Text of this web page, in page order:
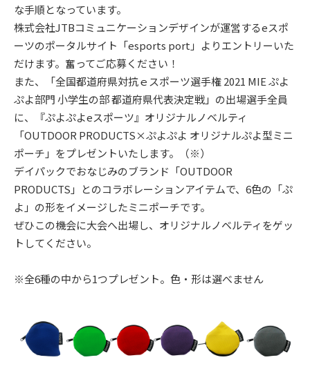
な手順となっています。
株式会社JTBコミュニケーションデザインが運営するeスポ
ーツのポータルサイト「esports port」よりエントリーいた
だけます。奮ってご応募ください！
また、「全国都道府県対抗ｅスポーツ選手権 2021 MIE ぷよ
ぷよ部門 小学生の部 都道府県代表決定戦」の出場選手全員
に、『ぷよぷよeスポーツ』オリジナルノベルティ
「OUTDOOR PRODUCTS×ぷよぷよ オリジナルぷよ型ミニ
ポーチ」をプレゼントいたします。（※）
デイパックでおなじみのブランド「OUTDOOR
PRODUCTS」とのコラボレーションアイテムで、6色の「ぷ
よ」の形をイメージしたミニポーチです。
ぜひこの機会に大会へ出場し、オリジナルノベルティをゲッ
トしてください。
※全6種の中から1つプレゼント。色・形は選べません